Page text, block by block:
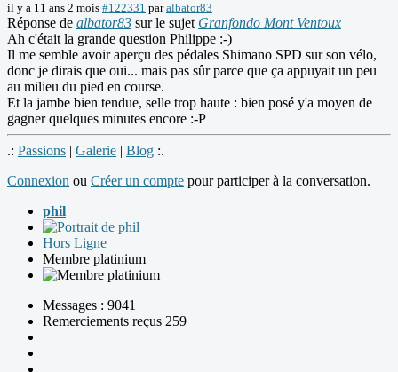
il y a 11 ans 2 mois #122331 paralbator83
Réponse de albator83 sur le sujet Granfondo Mont Ventoux
Ah c'était la grande question Philippe :-)
Il me semble avoir aperçu des pédales Shimano SPD sur son vélo,
donc je dirais que oui... mais pas sûr parce que ça appuyait un peu
au milieu du pied en course.
Et la jambe bien tendue, selle trop haute : bien posé y'a moyen de
gagner quelques minutes encore :-P
.: Passions | Galerie | Blog :.
Connexion ou Créer un compte pour participer à la conversation.
phil
Hors Ligne
Membre platinium
Messages : 9041
Remerciements reçus 259